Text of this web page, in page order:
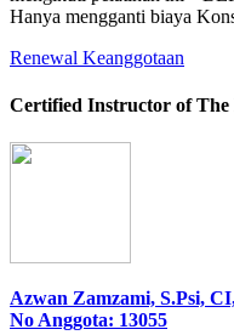
Hanya mengganti biaya
Renewal Keanggotaan
Certified Instructor of The
Azwan Zamzami, S.Psi,
No Anggota: 13055